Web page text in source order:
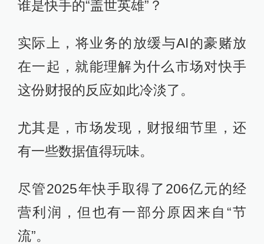
谁是快手的“盖世英雄”？
实际上，将业务的放缓与AI的豪赌放
在一起，就能理解为什么市场对快手
这份财报的反应如此冷淡了。
尤其是，市场发现，财报细节里，还
有一些数据值得玩味。
尽管2025年快手取得了206亿元的经
营利润，但也有一部分原因来自“节
流”。